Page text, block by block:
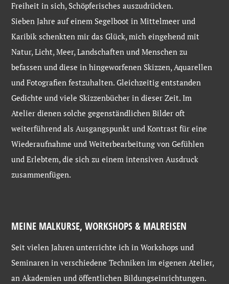
Freiheit in sich, Schöpferisches auszudrücken.
Sieben Jahre auf einem Segelboot in Mittelmeer und
Karibik schenkten mir das Glück, mich eingehend mit
Natur, Licht, Meer, Landschaften und Menschen zu
befassen und diese in hingeworfenen Skizzen, Aquarellen
und Fotografien festzuhalten. Gleichzeitig entstanden
Gedichte und viele Skizzenbücher in dieser Zeit. Im
Atelier dienen solche gegenständlichen Bilder oft
weiterführend als Ausgangspunkt und Kontrast für eine
Wiederaufnahme und Weiterbearbeitung von Gefühlen
und Erlebtem, die sich zu einem intensiven Ausdruck
zusammenfügen.
MEINE MALKURSE, WORKSHOPS & MALREISEN
Seit vielen Jahren unterrichte ich in Workshops und
Seminaren in verschiedene Techniken im eigenen Atelier,
an Akademien und öffentlichen Bildungseinrichtungen.